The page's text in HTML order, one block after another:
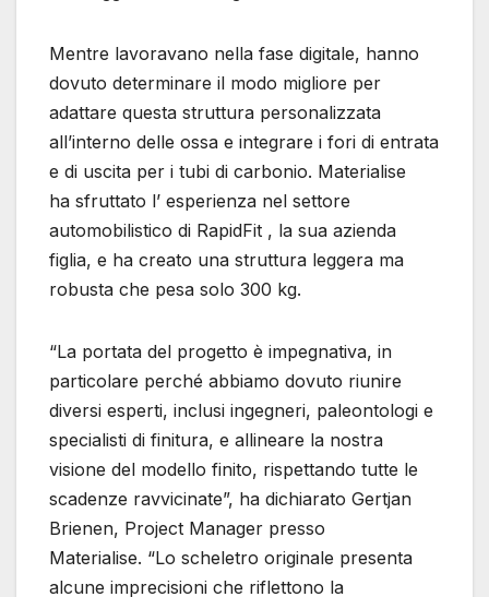
Mentre lavoravano nella fase digitale, hanno
dovuto determinare il modo migliore per
adattare questa struttura personalizzata
all’interno delle ossa e integrare i fori di entrata
e di uscita per i tubi di carbonio. Materialise
ha sfruttato l’ esperienza nel settore
automobilistico di RapidFit , la sua azienda
figlia, e ha creato una struttura leggera ma
robusta che pesa solo 300 kg.
“La portata del progetto è impegnativa, in
particolare perché abbiamo dovuto riunire
diversi esperti, inclusi ingegneri, paleontologi e
specialisti di finitura, e allineare la nostra
visione del modello finito, rispettando tutte le
scadenze ravvicinate”, ha dichiarato Gertjan
Brienen, Project Manager presso
Materialise. “Lo scheletro originale presenta
alcune imprecisioni che riflettono la